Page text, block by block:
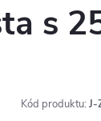
s
Kód produktu: J-